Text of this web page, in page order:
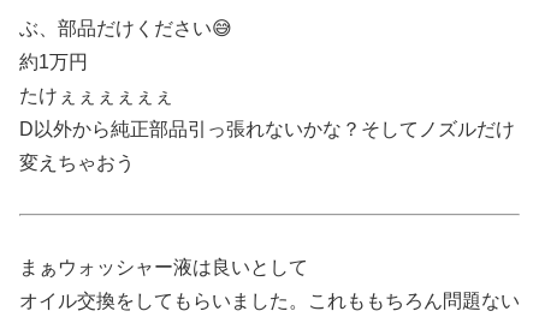
ぶ、部品だけください😅
約1万円
たけぇぇぇぇぇぇ
D以外から純正部品引っ張れないかな？そしてノズルだけ
変えちゃおう
まぁウォッシャー液は良いとして
オイル交換をしてもらいました。これももちろん問題ない